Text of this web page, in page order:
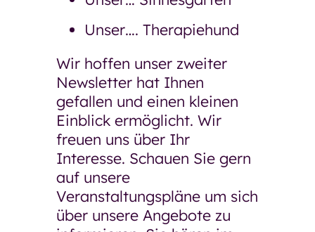
Unser…. Therapiehund
Wir hoffen unser zweiter
Newsletter hat Ihnen
gefallen und einen kleinen
Einblick ermöglicht. Wir
freuen uns über Ihr
Interesse. Schauen Sie gern
auf unsere
Veranstaltungspläne um sich
über unsere Angebote zu